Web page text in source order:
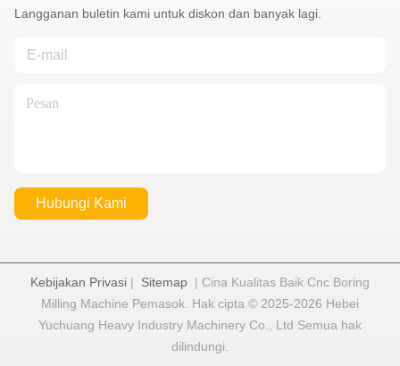
Langganan buletin kami untuk diskon dan banyak lagi.
Hubungi Kami
Kebijakan Privasi | Sitemap | Cina Kualitas Baik Cnc Boring
Milling Machine Pemasok. Hak cipta © 2025-2026 Hebei
Yuchuang Heavy Industry Machinery Co., Ltd Semua hak
dilindungi.